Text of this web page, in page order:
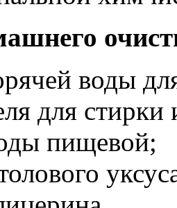
воды
для
пищевой;